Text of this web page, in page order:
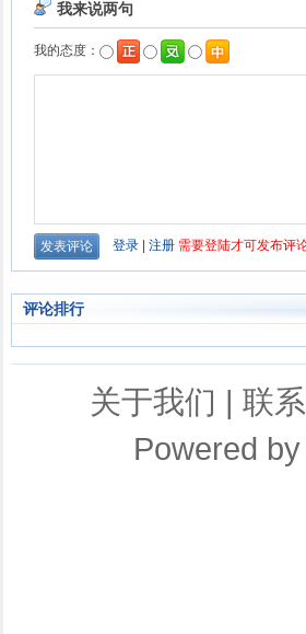
评论排行
关于我们 | 联
Powered by